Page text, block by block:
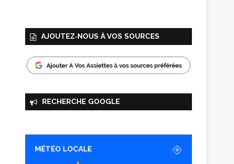
AJOUTEZ‑NOUS À VOS SOURCES
RECHERCHE GOOGLE
MÉTÉO LOCALE